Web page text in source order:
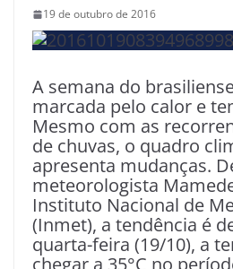
19 de outubro de 2016
A semana do
marcada pelo calor e
Mesmo com as
de chuvas, o quadro
apresenta mudanças.
meteorologista
Instituto Nacional de
(Inmet), a tendência é
quarta-feira (19/10), a